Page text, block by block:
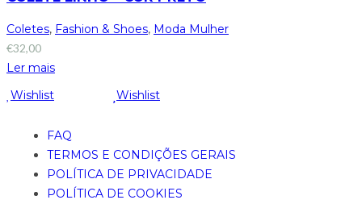
Coletes, Fashion & Shoes, Moda Mulher
€32,00
Ler mais
Wishlist
Wishlist
FAQ
TERMOS E CONDIÇÕES GERAIS
POLÍTICA DE PRIVACIDADE
POLÍTICA DE COOKIES